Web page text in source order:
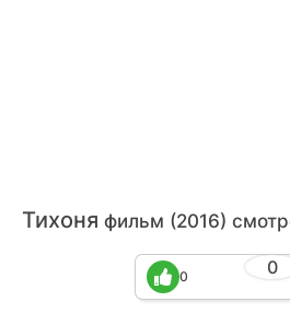
Тихоня фильм (2016)
0
0